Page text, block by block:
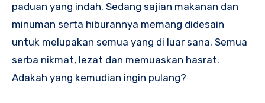
paduan yang indah. Sedang sajian makanan dan
minuman serta hiburannya memang didesain
untuk melupakan semua yang di luar sana. Semua
serba nikmat, lezat dan memuaskan hasrat.
Adakah yang kemudian ingin pulang?